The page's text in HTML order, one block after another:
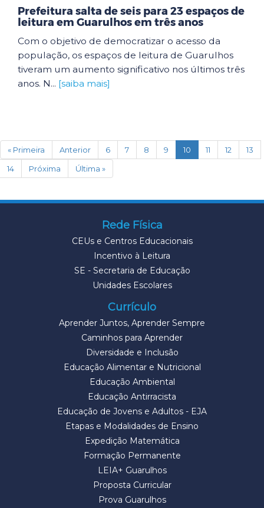
Prefeitura salta de seis para 23 espaços de
leitura em Guarulhos em três anos
Com o objetivo de democratizar o acesso da
população, os espaços de leitura de Guarulhos
tiveram um aumento significativo nos últimos três
anos. N... [saiba mais]
« Primeira Anterior 6 7 8 9 10 (current)
11 12
13
14
Próxima Última »
Rede Física
CEUs e Centros Educacionais
Incentivo à Leitura
SE - Secretaria de Educação
Unidades Escolares
Currículo
Aprender Juntos, Aprender Sempre
Caminhos para Aprender
Diversidade e Inclusão
Educação Alimentar e Nutricional
Educação Ambiental
Educação Antirracista
Educação de Jovens e Adultos - EJA
Etapas e Modalidades de Ensino
Expedição Matemática
Formação Permanente
LEIA+ Guarulhos
Proposta Curricular
Prova Guarulhos